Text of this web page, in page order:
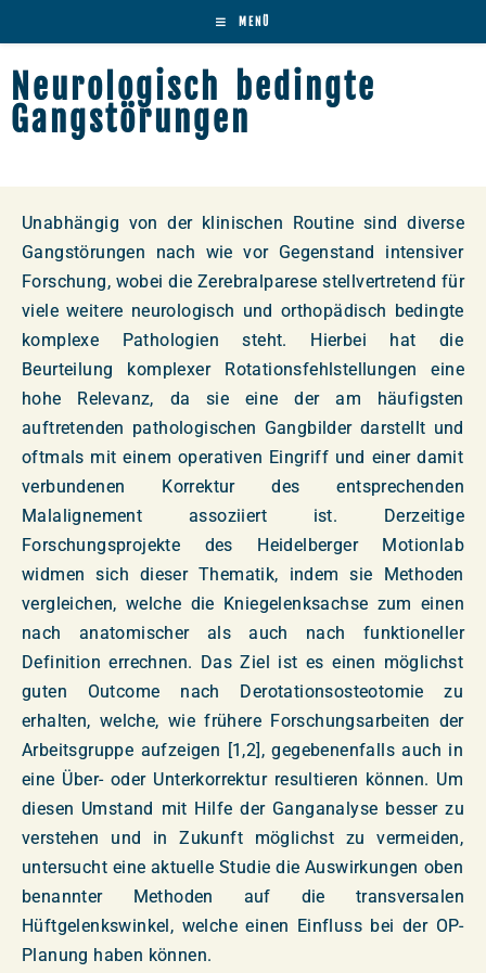
MENÜ
Neurologisch bedingte
Gangstörungen
Unabhängig von der klinischen Routine sind diverse
Gangstörungen nach wie vor Gegenstand intensiver
Forschung, wobei die Zerebralparese stellvertretend für
viele weitere neurologisch und orthopädisch bedingte
komplexe Pathologien steht. Hierbei hat die
Beurteilung komplexer Rotationsfehlstellungen eine
hohe Relevanz, da sie eine der am häufigsten
auftretenden pathologischen Gangbilder darstellt und
oftmals mit einem operativen Eingriff und einer damit
verbundenen Korrektur des entsprechenden
Malalignement assoziiert ist. Derzeitige
Forschungsprojekte des Heidelberger Motionlab
widmen sich dieser Thematik, indem sie Methoden
vergleichen, welche die Kniegelenksachse zum einen
nach anatomischer als auch nach funktioneller
Definition errechnen. Das Ziel ist es einen möglichst
guten Outcome nach Derotationsosteotomie zu
erhalten, welche, wie frühere Forschungsarbeiten der
Arbeitsgruppe aufzeigen [1,2], gegebenenfalls auch in
eine Über- oder Unterkorrektur resultieren können. Um
diesen Umstand mit Hilfe der Ganganalyse besser zu
verstehen und in Zukunft möglichst zu vermeiden,
untersucht eine aktuelle Studie die Auswirkungen oben
benannter Methoden auf die transversalen
Hüftgelenkswinkel, welche einen Einfluss bei der OP-
Planung haben können.